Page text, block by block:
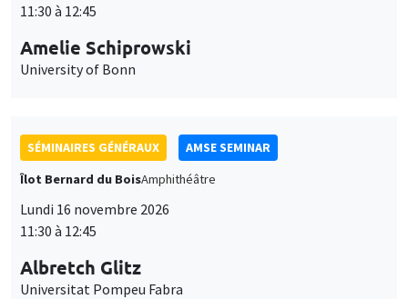
11:30 à 12:45
Amelie Schiprowski
University of Bonn
SÉMINAIRES GÉNÉRAUX
AMSE SEMINAR
Îlot Bernard du BoisAmphithéâtre
Lundi 16 novembre 2026
11:30 à 12:45
Albretch Glitz
Universitat Pompeu Fabra